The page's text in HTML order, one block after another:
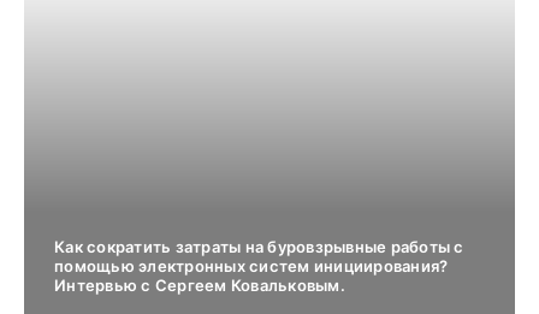
Как сократить затраты на буровзрывные работы с
помощью электронных систем инициирования?
Интервью с Сергеем Ковальковым.